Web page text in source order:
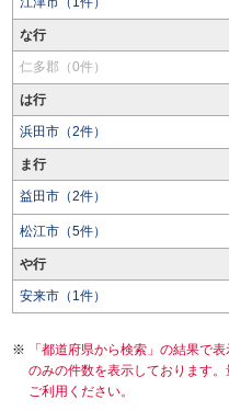
な行
仁多郡（0件）
は行
浜田市（2件）
ま行
益田市（2件）
松江市（5件）
や行
安来市（1件）
「都道府県から検索」の結果で
のみの件数を表示しております
ご利用ください。